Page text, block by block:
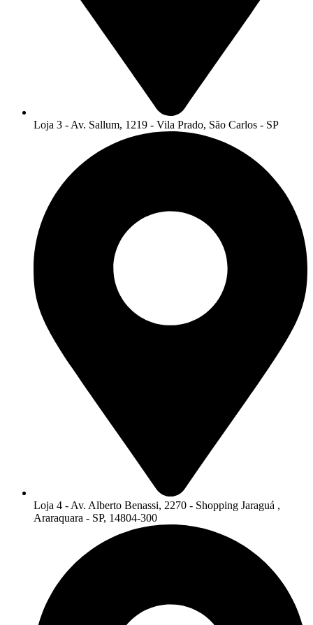
Loja 3 - Av. Sallum, 1219 - Vila Prado, São Carlos - SP
Loja 4 - Av. Alberto Benassi, 2270 - Shopping Jaraguá ,
Araraquara - SP, 14804-300